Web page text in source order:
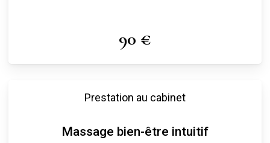
90 €
Prestation au cabinet
Massage bien-être intuitif